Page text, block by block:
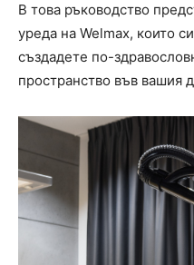
В това ръководство
уреда на Welmax, които
създадете по-
пространство във вашия